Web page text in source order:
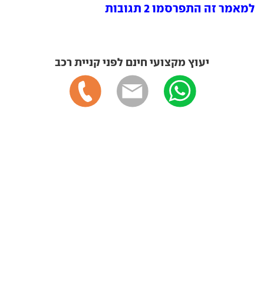
למאמר זה התפרסמו 2 תגובות
יעוץ מקצועי חינם לפני קניית רכב